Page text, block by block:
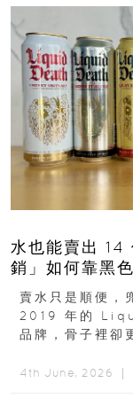
水也能賣出 14
銷」如何靠黑
賣水只是順便，
2019 年的
品牌，骨子裡卻
4th June, 2026 ｜